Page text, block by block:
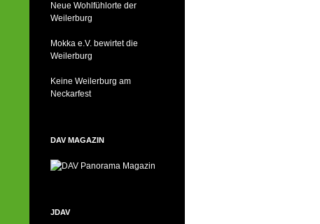
Neue Wohlfühlorte der
Weilerburg
Mokka e.V. bewirtet die
Weilerburg
Keine Weilerburg am
Neckarfest
DAV MAGAZIN
JDAV